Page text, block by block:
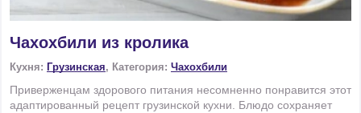
Чахохбили из кролика
Кухня: Грузинская, Категория: Чахохбили
Приверженцам здорового питания несомненно понравится этот
адаптированный рецепт грузинской кухни. Блюдо сохраняет